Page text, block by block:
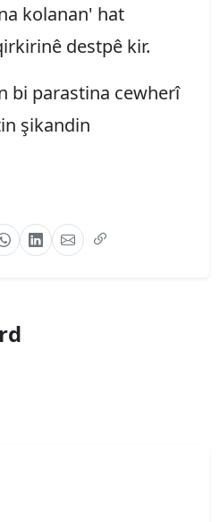
kolanan' hat
destpê kir.
bi parastina cewherî
şikandin